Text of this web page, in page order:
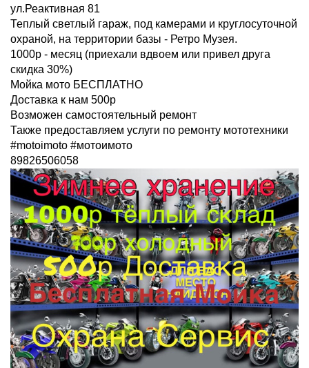
ул.Реактивная 81
Теплый светлый гараж, под камерами и круглосуточной
охраной, на территории базы - Ретро Музея.
1000р - месяц (приехали вдвоем или привел друга
скидка 30%)
Мойка мото БЕСПЛАТНО
Доставка к нам 500р
Возможен самостоятельный ремонт
Также предоставляем услуги по ремонту мототехники
#motoimoto #мотоимото
89826506058